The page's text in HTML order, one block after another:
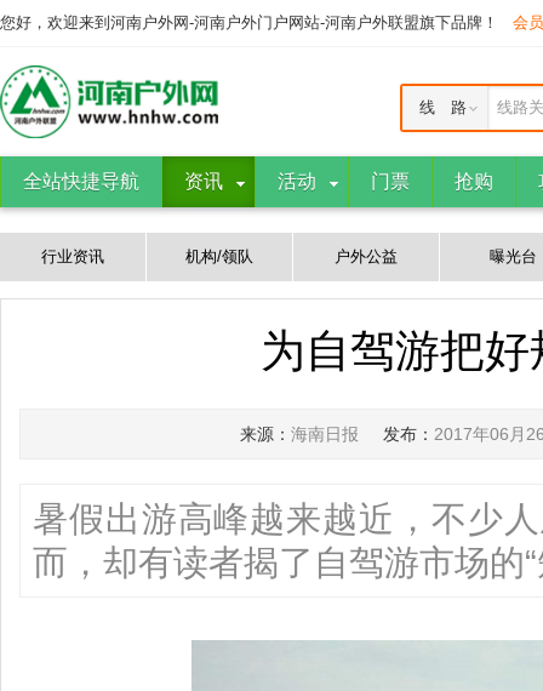
您好，欢迎来到河南户外网-河南户外门户网站-河南户外联盟旗下品牌！ 会
线路
线 路
全站快捷导航 资讯 活动 门票 抢购
行业资讯 机构/领队 户外公益 曝光台
为自驾游把好
来源： 海南日报 发布： 2017年06月
暑假出游高峰越来越近，不少
而，却有读者揭了自驾游市场的“